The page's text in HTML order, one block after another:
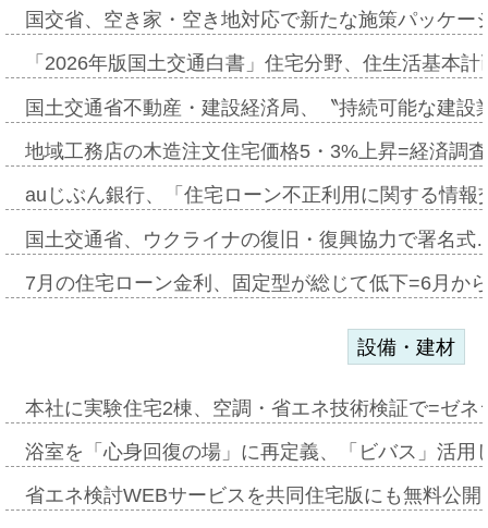
国交省、空き家・空き地対応で新たな施策パッケ
「2026年版国土交通白書」住宅分野、住生活基本
国土交通省不動産・建設経済局、〝持続可能な建
地域工務店の木造注文住宅価格5・3%上昇=経済調
auじぶん銀行、「住宅ローン不正利用に関する情
国土交通省、ウクライナの復旧・復興協力で署名
7月の住宅ローン金利、固定型が総じて低下=6月か
設備・建材
本社に実験住宅2棟、空調・省エネ技術検証で=ゼ
浴室を「心身回復の場」に再定義、「ビバス」活
省エネ検討WEBサービスを共同住宅版にも無料公